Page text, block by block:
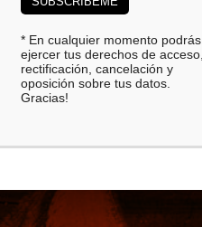
* En cualquier momento podrás
ejercer tus derechos de acceso,
rectificación, cancelación y
oposición sobre tus datos.
Gracias!